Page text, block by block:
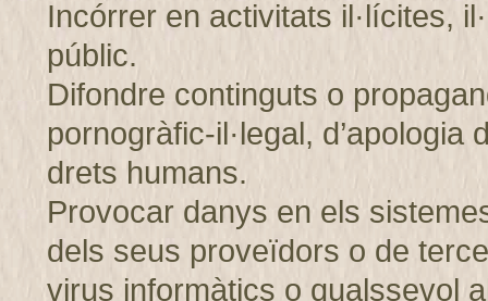
Incórrer en activitats il·lícites,
públic.
Difondre continguts o
pornogràfic-il·legal,
drets humans.
Provocar danys en els
dels seus proveïdors o de
virus informàtics o qualssevol